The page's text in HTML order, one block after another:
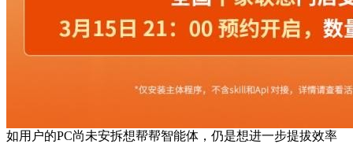
如用户的PC尚未安拆想帮帮智能体，仍是想进一步提拔效率